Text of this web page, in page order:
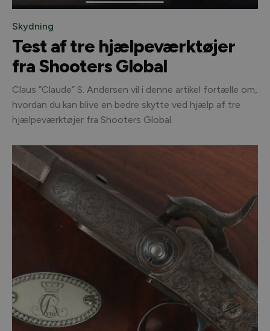
Skydning
Test af tre hjælpeværktøjer
fra Shooters Global
Claus ”Claude” S. Andersen vil i denne artikel fortælle om,
hvordan du kan blive en bedre skytte ved hjælp af tre
hjælpeværktøjer fra Shooters Global.